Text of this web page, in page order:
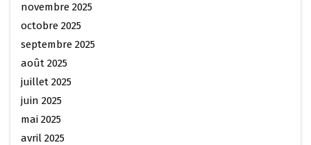
novembre 2025
octobre 2025
septembre 2025
août 2025
juillet 2025
juin 2025
mai 2025
avril 2025